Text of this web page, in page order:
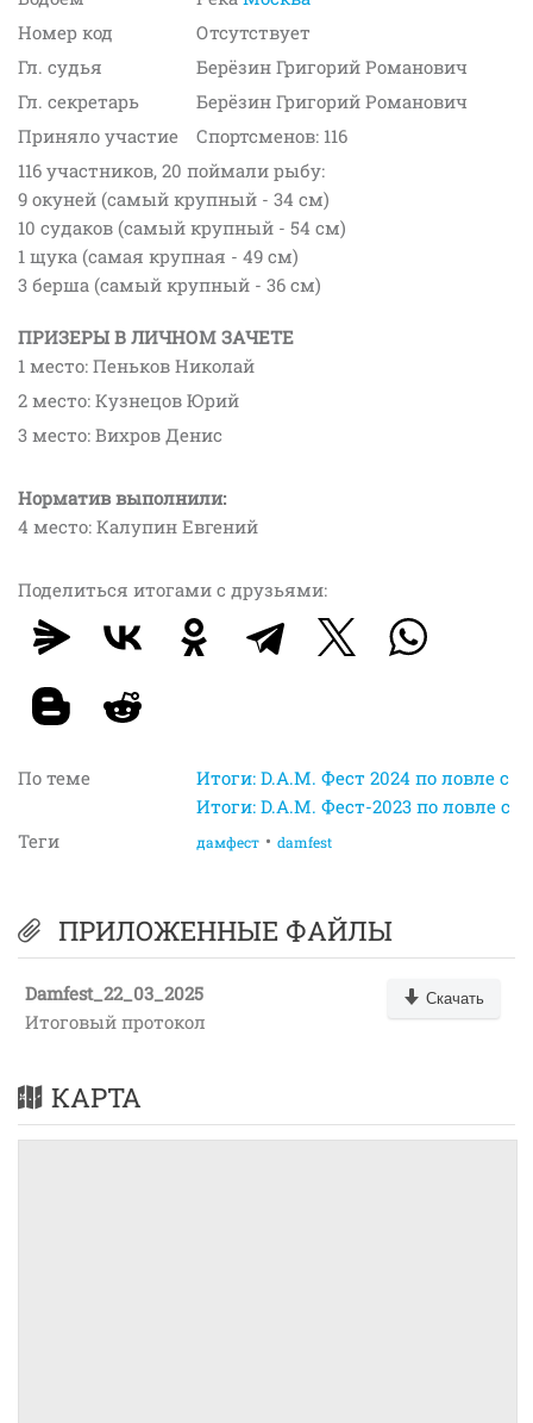
Номер код
Отсутствует
Гл. судья
Берёзин Григорий Романович
Гл. секретарь
Берёзин Григорий Романович
Приняло участие
Спортсменов: 116
116 участников, 20 поймали рыбу:
9 окуней (самый крупный - 34 см)
10 судаков (самый крупный - 54 см)
1 щука (самая крупная - 49 см)
3 берша (самый крупный - 36 см)
ПРИЗЕРЫ В ЛИЧНОМ ЗАЧЕТЕ
1 место: Пеньков Николай
2 место: Кузнецов Юрий
3 место: Вихров Денис
Норматив выполнили:
4 место: Калупин Евгений
Поделиться итогами с друзьями:
По теме
Итоги: D.A.M. Фест 2024 по ловле
Итоги: D.A.M. Фест-2023 по ловле
Теги
дамфест damfest
ПРИЛОЖЕННЫЕ ФАЙЛЫ
Damfest_22_03_2025
Итоговый протокол
Скачать
КАРТА